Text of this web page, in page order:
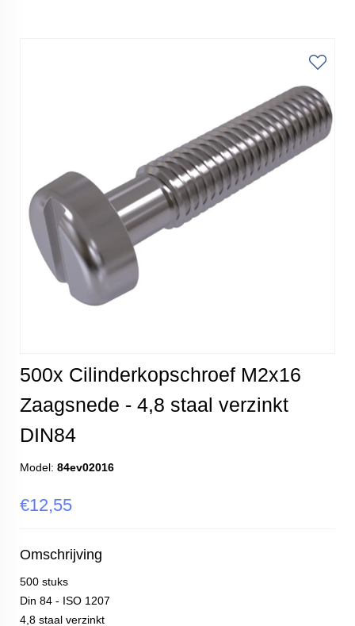
500x Cilinderkopschroef M2x16
Zaagsnede - 4,8 staal verzinkt
DIN84
Model: 84ev02016
€12,55
Omschrijving
500 stuks
Din 84 - ISO 1207
4,8 staal verzinkt